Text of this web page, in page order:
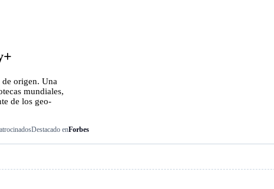
origen. Una
mundiales,
de los geo-
Destacado enForbes